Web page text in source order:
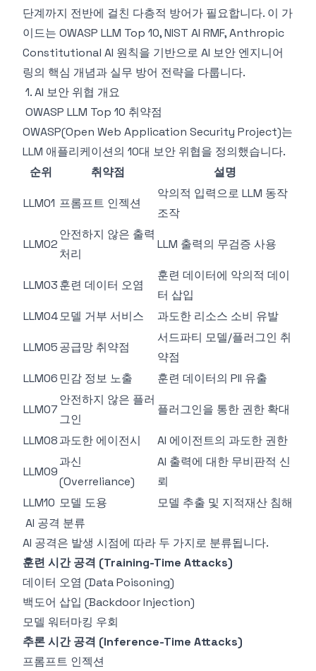
단계까지 전반에 걸친 다층적 방어가 필요합니다. 이 가
이드는 OWASP LLM Top 10, NIST AI RMF, Anthropic
Constitutional AI 원칙을 기반으로 AI 보안 엔지니어
링의 핵심 개념과 실무 방어 전략을 다룹니다.
1. AI 보안 위협 개요
OWASP LLM Top 10 취약점
OWASP(Open Web Application Security Project)는
LLM 애플리케이션의 10대 보안 위협을 정의했습니다.
순위
취약점 설명
LLM01 프롬프트 인젝션
악의적 입력으로 LLM 동작
조작
LLM02
안전하지 않은 출력
처리
LLM 출력의 무검증 사용
LLM03훈련 데이터 오염
훈련 데이터에 악의적 데이
터 삽입
LLM04모델 거부 서비스 과도한 리소스 소비 유발
LLM05공급망 취약점
서드파티 모델/플러그인 취
약점
LLM06 민감 정보 노출 훈련 데이터의 PII 유출
LLM07
안전하지 않은 플러
그인
플러그인을 통한 권한 확대
LLM08과도한 에이전시 AI 에이전트의 과도한 권한
LLM09
과신
(Overreliance)
AI 출력에 대한 무비판적 신
뢰
LLM10 모델 도용
모델 추출 및 지적재산 침해
AI 공격 분류
AI 공격은 발생 시점에 따라 두 가지로 분류됩니다.
훈련 시간 공격 (Training-Time Attacks)
데이터 오염 (Data Poisoning)
백도어 삽입 (Backdoor Injection)
모델 워터마킹 우회
추론 시간 공격 (Inference-Time Attacks)
프롬프트 인젝션